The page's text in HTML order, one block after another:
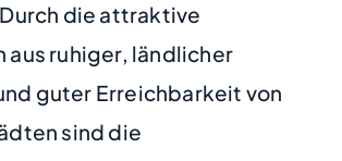
die attraktive
aus ruhiger, ländlicher
guter Erreichbarkeit von
sind die